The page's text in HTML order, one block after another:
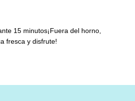
15 minutos¡Fuera del horno,
fresca y disfrute!